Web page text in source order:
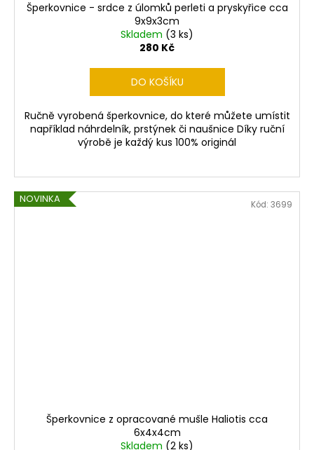
Šperkovnice - srdce z úlomků perleti a pryskyřice cca
9x9x3cm
Skladem (3 ks)
280 Kč
DO KOŠÍKU
Ručně vyrobená šperkovnice, do které můžete umístit
například náhrdelník, prstýnek či naušnice Díky ruční
výrobě je každý kus 100% originál
NOVINKA
Šperkovnice z opracované mušle Haliotis cca
6x4x4cm
Skladem (2 ks)
Kód: 3699